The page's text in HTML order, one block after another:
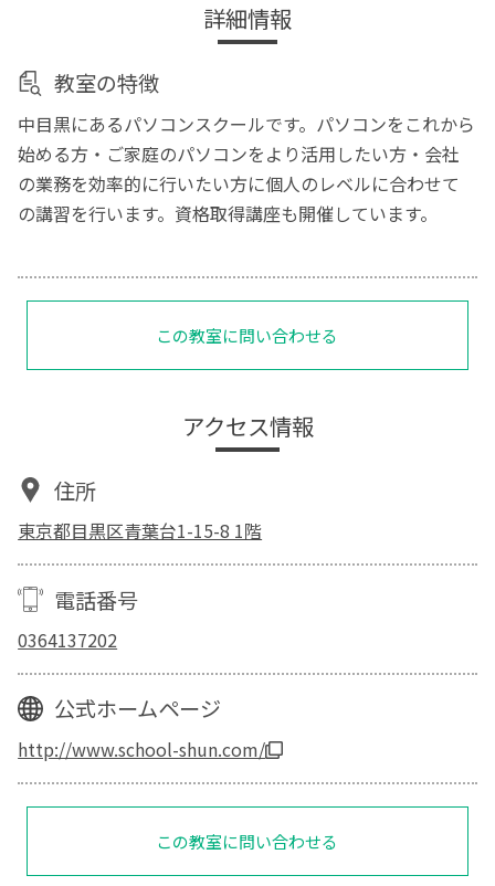
詳細情報
教室の特徴
中目黒にあるパソコンスクールです。パソコンをこれから
始める方・ご家庭のパソコンをより活用したい方・会社
の業務を効率的に行いたい方に個人のレベルに合わせて
の講習を行います。資格取得講座も開催しています。
この教室に問い合わせる
アクセス情報
住所
東京都目黒区青葉台1-15-8 1階
電話番号
0364137202
公式ホームページ
http://www.school-shun.com/
この教室に問い合わせる